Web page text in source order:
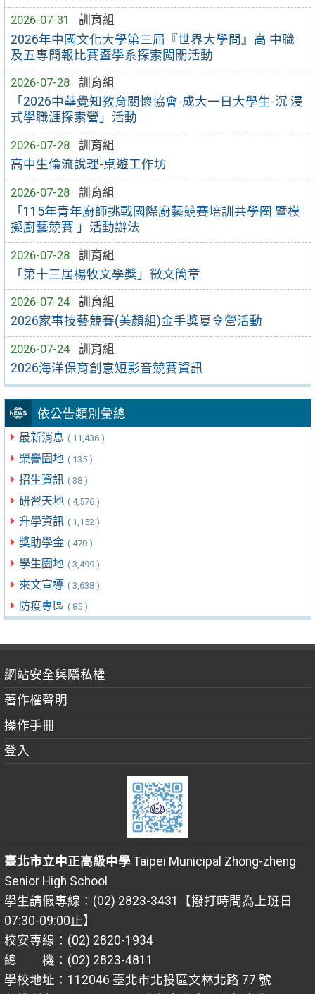
2026-07-31
訓育組
2026年中國文化大學第三屆『世界大學問』高 中職
及五專簡報比賽暨學系探索闖關活動
2026-07-28
訓育組
「2026中華覺知教育關懷協會-成大一日大學生-沉 浸
式學職涯探索營」活動
2026-07-28
訓育組
高中生倫流說理-桌遊工作坊
2026-07-28
訓育組
「115年青年廚師挑戰國際廚藝競賽培訓共學圈 暨模
擬廚藝競賽 」活動辦法
2026-07-28
訓育組
「第十三屆楊牧文學獎」徵文簡章
2026-07-24
訓育組
2026家事技藝競賽(美顏組)金手獎夏令營活動
2026-07-24
訓育組
2026海洋保育創意短影音競賽資訊
依公告類別彙總
最新消息 ( 11,436 )
榮譽園地 ( 135 )
招生資訊 ( 38 )
研習天地 ( 4,576 )
升學資訊 ( 1,152 )
獎助學金 ( 470 )
學生園地 ( 3,499 )
來文宣導 ( 3,638 )
防疫專區 ( 85 )
網站安全與隱私權
著作權聲明
操作手冊
登入
臺北市立中正高級中學Taipei Municipal Zhong-zheng
Senior High School
學生請假專線：(02) 2823-3431【撥打時間為上班日
07:30-09:00止】
校安專線：(02) 2820-1934
總 機：(02) 2823-4811
學校地址：112046 臺北市北投區文林北路 77 號